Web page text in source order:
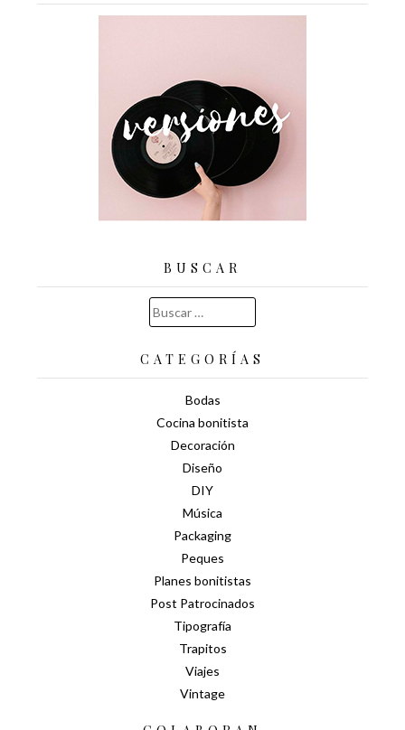
BUSCAR
Buscar:
CATEGORÍAS
Bodas
Cocina bonitista
Decoración
Diseño
DIY
Música
Packaging
Peques
Planes bonitistas
Post Patrocinados
Tipografía
Trapitos
Viajes
Vintage